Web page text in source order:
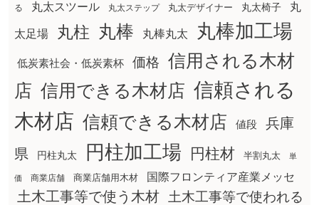
る
丸太スツール 丸太ステップ 丸太デザイナー 丸太椅子 丸
太足場 丸柱 丸棒 丸棒丸太 丸棒加工場
低炭素社会・低炭素杯 価格
信用される木材
店 信用できる木材店 信頼される
木材店 信頼できる木材店 値段
兵庫
県
円柱丸太 円柱加工場 円柱材 半割丸太 単
価 商業店舗 商業店舗用木材 国際フロンティア産業メッセ
土木工事等で使う木材
土木工事等で使われる